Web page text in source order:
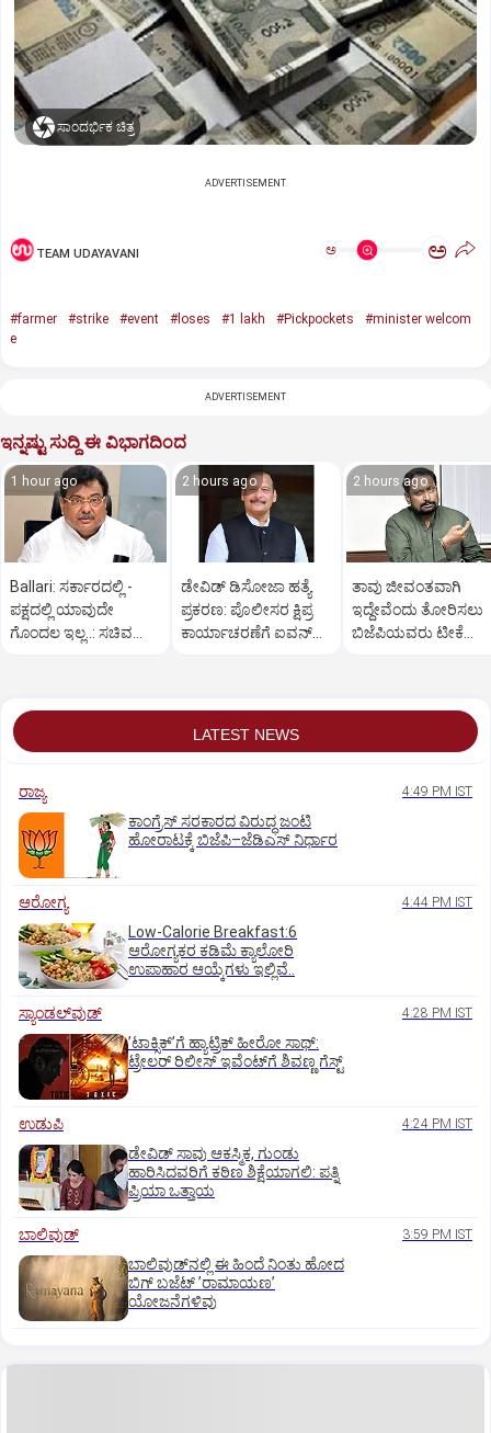
ಸಾಂದರ್ಭಿಕ ಚಿತ್ರ
ADVERTISEMENT
TEAM UDAYAVANI ಅ ಅ
#farmer #strike #event #loses #1 lakh #Pickpockets
#minister welcom
e
ADVERTISEMENT
ಇನ್ನಷ್ಟು ಸುದ್ದಿ ಈ ವಿಭಾಗದಿಂದ
1 hour ago
Ballari: ಸರ್ಕಾರದಲ್ಲಿ -
ಪಕ್ಷದಲ್ಲಿ ಯಾವುದೇ
ಗೊಂದಲ ಇಲ್ಲ..: ಸಚಿವ
2 hours ago
ಡೇವಿಡ್ ಡಿಸೋಜಾ ಹತ್ಯೆ
ಪ್ರಕರಣ: ಪೊಲೀಸರ ಕ್ಷಿಪ್ರ
ಕಾರ್ಯಾಚರಣೆಗೆ ಐವನ್
2 hours ago
ತಾವು ಜೀವಂತವಾಗಿ
ಇದ್ದೇವೆಂದು ತೋರಿಸಲು
ಬಿಜೆಪಿಯವರು ಟೀಕೆ
LATEST NEWS
ರಾಜ್ಯ 4:49 PM IST
ಕಾಂಗ್ರೆಸ್‌ ಸರಕಾರದ ವಿರುದ್ಧ ಜಂಟಿ
ಹೋರಾಟಕ್ಕೆ ಬಿಜೆಪಿ–ಜೆಡಿಎಸ್‌ ನಿರ್ಧಾರ
ಆರೋಗ್ಯ 4:44 PM IST
Low-Calorie Breakfast:6
ಆರೋಗ್ಯಕರ ಕಡಿಮೆ ಕ್ಯಾಲೋರಿ
ಉಪಾಹಾರ ಆಯ್ಕೆಗಳು ಇಲ್ಲಿವೆ..
ಸ್ಯಾಂಡಲ್‌ವುಡ್‌ 4:28 PM IST
ʼಟಾಕ್ಸಿಕ್‌ʼಗೆ ಹ್ಯಾಟ್ರಿಕ್‌ ಹೀರೋ ಸಾಥ್:‌
ಟ್ರೇಲರ್‌ ರಿಲೀಸ್‌ ಇವೆಂಟ್‌ಗೆ ಶಿವಣ್ಣ ಗೆಸ್ಟ್
ಉಡುಪಿ 4:24 PM IST
ಡೇವಿಡ್ ಸಾವು ಆಕಸ್ಮಿಕ, ಗುಂಡು
ಹಾರಿಸಿದವರಿಗೆ ಕಠಿಣ ಶಿಕ್ಷೆಯಾಗಲಿ: ಪತ್ನಿ
ಪ್ರಿಯಾ ಒತ್ತಾಯ
ಬಾಲಿವುಡ್‌ 3:59 PM IST
ಬಾಲಿವುಡ್‌ನಲ್ಲಿ ಈ ಹಿಂದೆ ನಿಂತು ಹೋದ
ಬಿಗ್‌ ಬಜೆಟ್ ʼರಾಮಾಯಣʼ‌
ಯೋಜನೆಗಳಿವು